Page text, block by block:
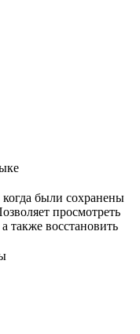
были сохранены
просмотреть
также восстановить